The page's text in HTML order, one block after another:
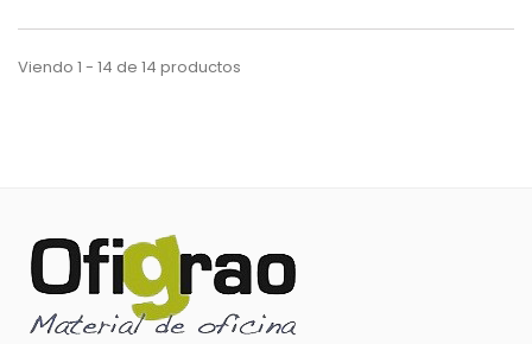
Viendo 1 - 14 de 14 productos